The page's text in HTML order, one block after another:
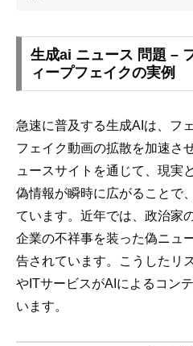
生成ai ニュース 問題 –
ィープフェイクの実例
急速に普及する生成AIは、フ
フェイク動画の拡散を加速さ
ュースサイトを通じて、現実
偽情報が瞬時に広がることで
ています。近年では、政治家
企業の不祥事を装った偽ニュ
告されています。こうしたリ
やITサービスがAIによるコン
います。